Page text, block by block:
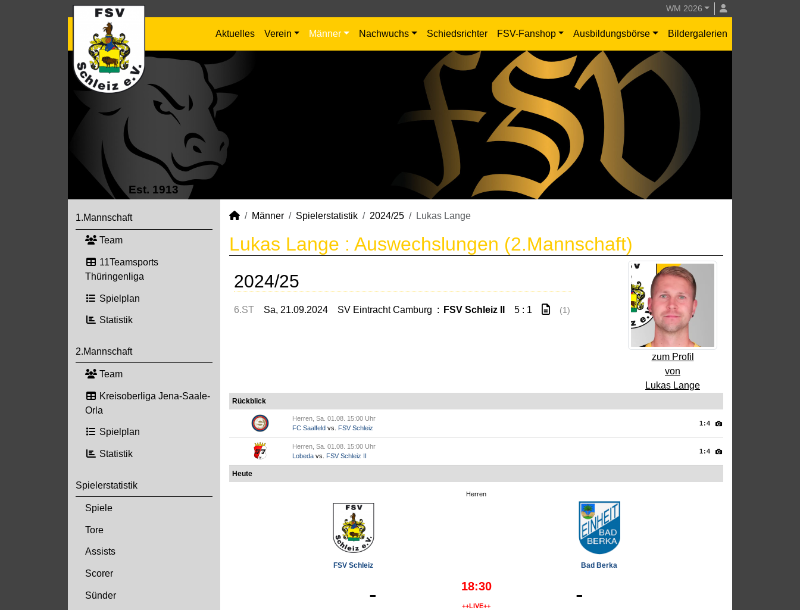
WM 2026
Aktuelles Verein Männer Nachwuchs Schiedsrichter FSV-Fanshop Ausbildungsbörse Bildergalerien
Est. 1913
1.Mannschaft
Team
11Teamsports
Thüringenliga
Spielplan
Statistik
2.Mannschaft
Team
Kreisoberliga Jena-Saale-
Orla
Spielplan
Statistik
Spielerstatistik
Spiele
Tore
Assists
Scorer
Sünder
Männer Spielerstatistik 2024/25 Lukas Lange
Lukas Lange : Auswechslungen (2.Mannschaft)
zum Profil
von
Lukas Lange
2024/25
6.ST Sa, 21.09.2024 SV Eintracht Camburg : FSV Schleiz II 5 : 1 (1)
Rückblick
Herren, Sa. 01.08. 15:00 Uhr
FC Saalfeld vs. FSV Schleiz
1:4
Herren, Sa. 01.08. 15:00 Uhr
Lobeda vs. FSV Schleiz II
1:4
Heute
Herren
FSV Schleiz Bad Berka
- 18:30
++LIVE++ -